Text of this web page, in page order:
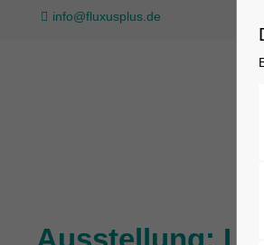
info@fluxusplus.de